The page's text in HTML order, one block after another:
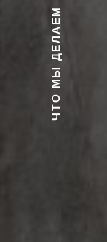
ЧТО МЫ ДЕЛАЕМ